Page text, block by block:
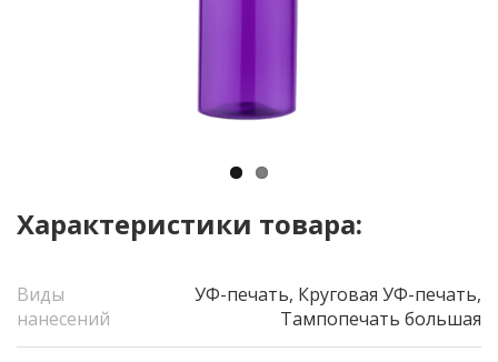
Характеристики товара:
Виды
нанесений
УФ-печать, Круговая УФ-печать,
Тампопечать большая